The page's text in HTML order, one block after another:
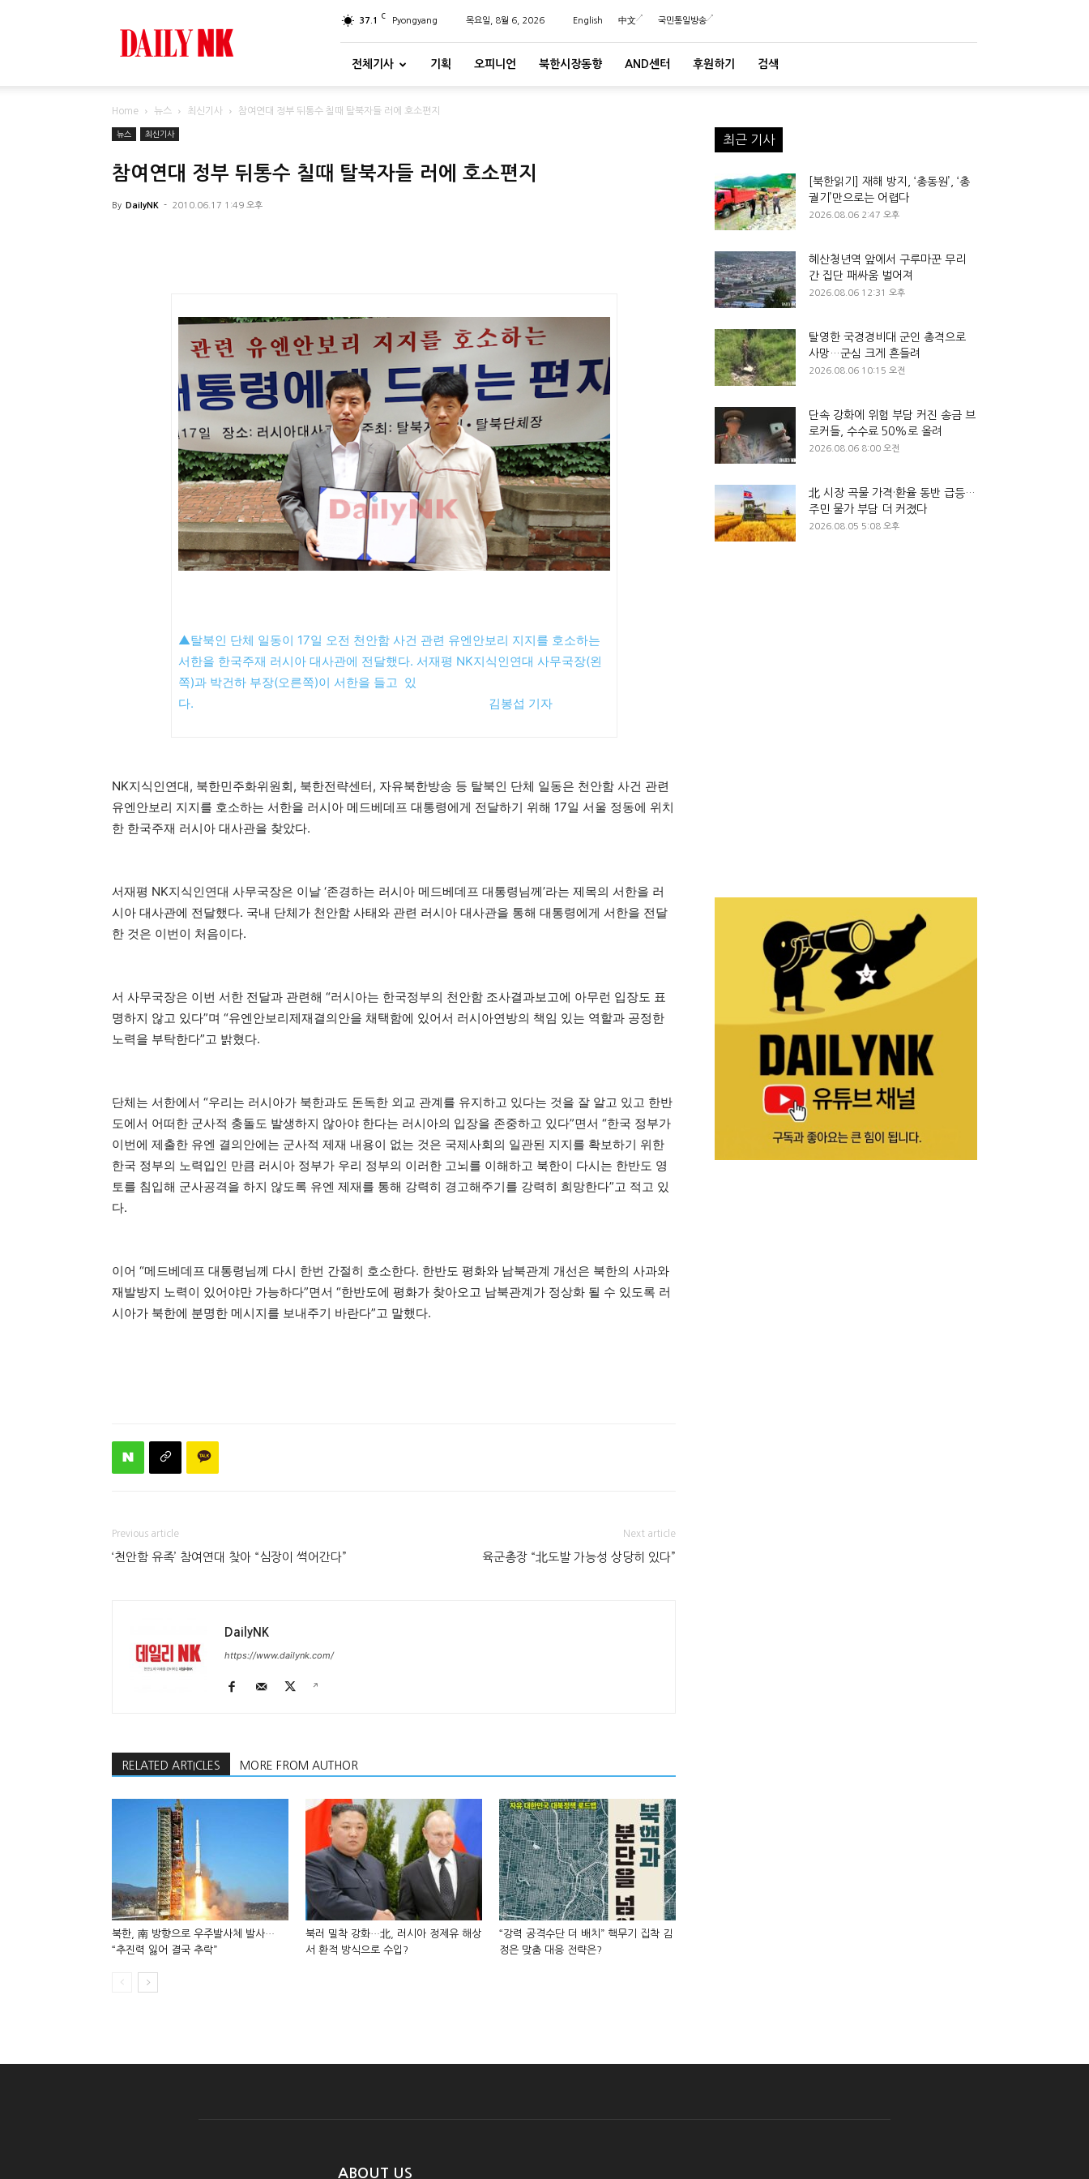
37.1 C Pyongyang 목요일, 8월 6, 2026 English 中文 국민통일방송
전체기사 기획 오피니언 북한시장동향 AND센터 후원하기 검색
Home 뉴스 최신기사 참여연대 정부 뒤통수 칠때 탈북자들 러에 호소편지
뉴스 최신기사
참여연대 정부 뒤통수 칠때 탈북자들 러에 호소편지
By DailyNK - 2010.06.17 1:49 오후
▲탈북인 단체 일동이 17일 오전 천안함 사건 관련 유엔안보리 지지를 호소하는
서한을 한국주재 러시아 대사관에 전달했다. 서재평 NK지식인연대 사무국장(왼
쪽)과 박건하 부장(오른쪽)이 서한을 들고 있
다. 김봉섭 기자
NK지식인연대, 북한민주화위원회, 북한전략센터, 자유북한방송 등 탈북인 단체 일동은 천안함 사건 관련
유엔안보리 지지를 호소하는 서한을 러시아 메드베데프 대통령에게 전달하기 위해 17일 서울 정동에 위치
한 한국주재 러시아 대사관을 찾았다.
서재평 NK지식인연대 사무국장은 이날 ‘존경하는 러시아 메드베데프 대통령님께’라는 제목의 서한을 러
시아 대사관에 전달했다. 국내 단체가 천안함 사태와 관련 러시아 대사관을 통해 대통령에게 서한을 전달
한 것은 이번이 처음이다.
서 사무국장은 이번 서한 전달과 관련해 “러시아는 한국정부의 천안함 조사결과보고에 아무런 입장도 표
명하지 않고 있다”며 “유엔안보리제재결의안을 채택함에 있어서 러시아연방의 책임 있는 역할과 공정한
노력을 부탁한다”고 밝혔다.
단체는 서한에서 “우리는 러시아가 북한과도 돈독한 외교 관계를 유지하고 있다는 것을 잘 알고 있고 한반
도에서 어떠한 군사적 충돌도 발생하지 않아야 한다는 러시아의 입장을 존중하고 있다”면서 “한국 정부가
이번에 제출한 유엔 결의안에는 군사적 제재 내용이 없는 것은 국제사회의 일관된 지지를 확보하기 위한
한국 정부의 노력입인 만큼 러시아 정부가 우리 정부의 이러한 고뇌를 이해하고 북한이 다시는 한반도 영
토를 침입해 군사공격을 하지 않도록 유엔 제재를 통해 강력히 경고해주기를 강력히 희망한다”고 적고 있
다.
이어 “메드베데프 대통령님께 다시 한번 간절히 호소한다. 한반도 평화와 남북관계 개선은 북한의 사과와
재발방지 노력이 있어야만 가능하다”면서 “한반도에 평화가 찾아오고 남북관계가 정상화 될 수 있도록 러
시아가 북한에 분명한 메시지를 보내주기 바란다”고 말했다.
Previous article
‘천안함 유족’ 참여연대 찾아 “심장이 썩어간다”
Next article
육군총장 “北도발 가능성 상당히 있다”
DailyNK
https://www.dailynk.com/
RELATED ARTICLES MORE FROM AUTHOR
북한, 南 방향으로 우주발사체 발사…
“추진력 잃어 결국 추락”
북러 밀착 강화…北, 러시아 정제유 해상
서 환적 방식으로 수입?
“강력 공격수단 더 배치” 핵무기 집착 김
정은 맞춤 대응 전략은?
최근 기사
[북한읽기] 재해 방지, ‘총동원’, ‘총
궐기’만으로는 어렵다
2026.08.06 2:47 오후
혜산청년역 앞에서 구루마꾼 무리
간 집단 패싸움 벌어져
2026.08.06 12:31 오후
탈영한 국경경비대 군인 총격으로
사망…군심 크게 흔들려
2026.08.06 10:15 오전
단속 강화에 위험 부담 커진 송금 브
로커들, 수수료 50%로 올려
2026.08.06 8:00 오전
北 시장 곡물 가격·환율 동반 급등…
주민 물가 부담 더 커졌다
2026.08.05 5:08 오후
ABOUT US